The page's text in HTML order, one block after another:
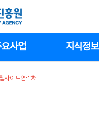
사업 지식정보
사이트연락처